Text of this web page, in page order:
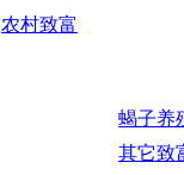
农村致富
蝎子养
其它致